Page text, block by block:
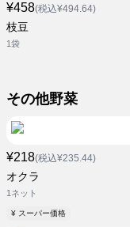
¥458(税込¥494.64)
枝豆
1袋
その他野菜
¥218(税込¥235.44)
オクラ
1ネット
¥ スーパー価格